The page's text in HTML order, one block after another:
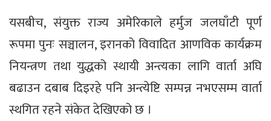
यसबीच, संयुक्त राज्य अमेरिकाले हर्मुज जलघाँटी पूर्ण
रूपमा पुनः सञ्चालन, इरानको विवादित आणविक कार्यक्रम
नियन्त्रण तथा युद्धको स्थायी अन्त्यका लागि वार्ता अघि
बढाउन दबाब दिइरहे पनि अन्त्येष्टि सम्पन्न नभएसम्म वार्ता
स्थगित रहने संकेत देखिएको छ ।